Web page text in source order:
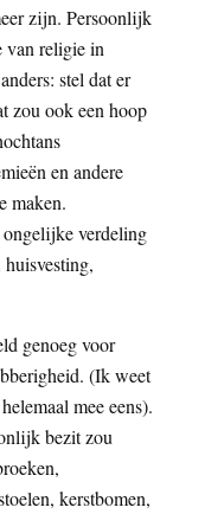
zijn. Persoonlijk
van religie in
stel dat er
zou ook een hoop
en andere
maken.
verdeling
genoeg voor
(Ik weet
mee eens).
bezit zou
kerstbomen,